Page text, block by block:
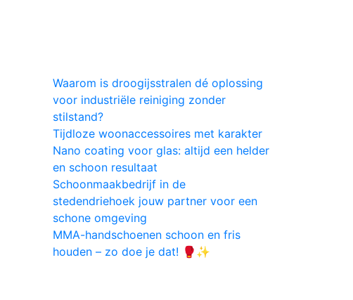
Waarom is droogijsstralen dé oplossing
voor industriële reiniging zonder
stilstand?
Tijdloze woonaccessoires met karakter
Nano coating voor glas: altijd een helder
en schoon resultaat
Schoonmaakbedrijf in de
stedendriehoek jouw partner voor een
schone omgeving
MMA-handschoenen schoon en fris
houden – zo doe je dat! 🥊✨